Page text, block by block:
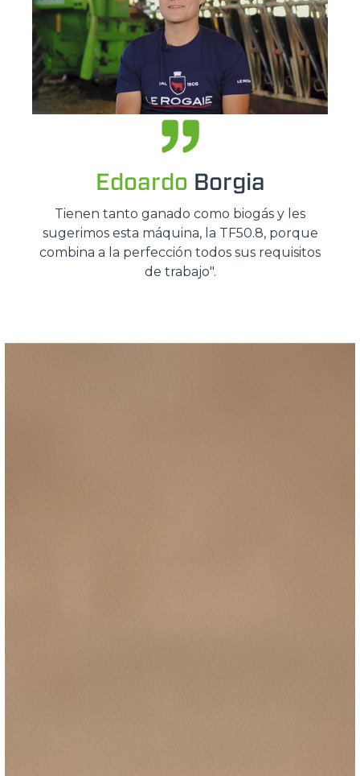
Edoardo Borgia
Tienen tanto ganado como biogás y les
sugerimos esta máquina, la TF50.8, porque
combina a la perfección todos sus requisitos
de trabajo".